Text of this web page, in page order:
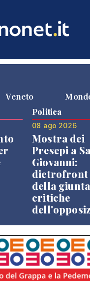
Veneto
Politica
08 ago 2026
Mostra dei
Presepi a
Giovanni:
dietrofront
della
critiche